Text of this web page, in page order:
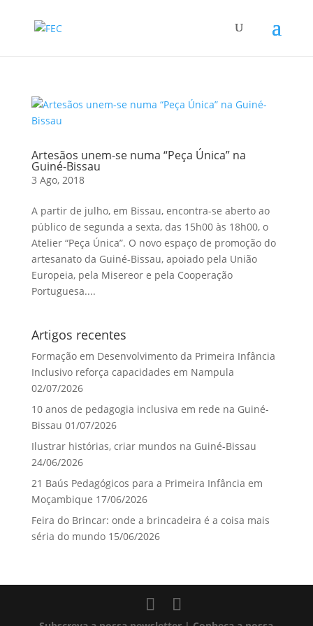
Artesãos unem-se numa “Peça Única” na
Guiné-Bissau
3 Ago, 2018
A partir de julho, em Bissau, encontra-se aberto ao
público de segunda a sexta, das 15h00 às 18h00, o
Atelier “Peça Única”. O novo espaço de promoção do
artesanato da Guiné-Bissau, apoiado pela União
Europeia, pela Misereor e pela Cooperação
Portuguesa....
Artigos recentes
Formação em Desenvolvimento da Primeira Infância
Inclusivo reforça capacidades em Nampula
02/07/2026
10 anos de pedagogia inclusiva em rede na Guiné-
Bissau 01/07/2026
Ilustrar histórias, criar mundos na Guiné-Bissau
24/06/2026
21 Baús Pedagógicos para a Primeira Infância em
Moçambique 17/06/2026
Feira do Brincar: onde a brincadeira é a coisa mais
séria do mundo 15/06/2026